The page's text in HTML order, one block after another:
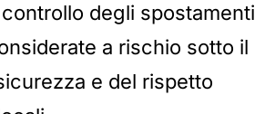
degli spostamenti
a rischio sotto il
e del rispetto